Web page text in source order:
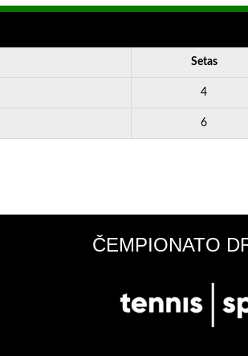
Setas
4
6
ČEMPIONATO